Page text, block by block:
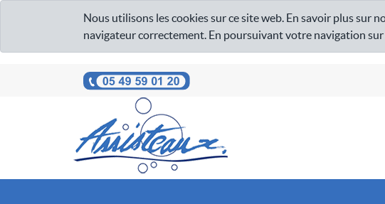
Nous utilisons les cookies sur ce site web. En savoir plus sur
navigateur correctement. En poursuivant votre navigation sur